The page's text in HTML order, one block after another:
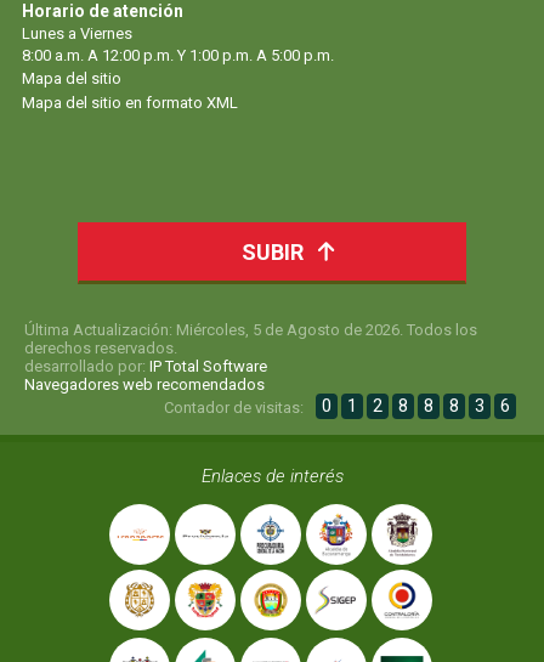
Horario de atención
Lunes a Viernes
8:00 a.m. A 12:00 p.m. Y 1:00 p.m. A 5:00 p.m.
Mapa del sitio
Mapa del sitio en formato XML
SUBIR
Última Actualización: Miércoles, 5 de Agosto de 2026. Todos los
derechos reservados.
desarrollado por: IP Total Software
Navegadores web recomendados
Contador de visitas:
0 1 2 8 8 8 3 6
Enlaces de interés